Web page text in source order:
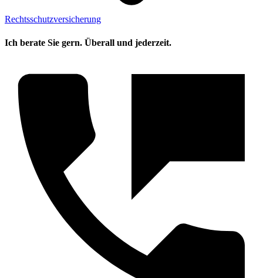
Rechtsschutzversicherung
Ich berate Sie gern. Überall und jederzeit.